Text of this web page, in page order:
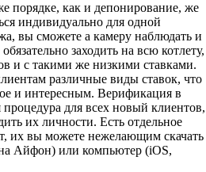
порядке, как и депонирование, же
индивидуально для одной
вы сможете а камеру наблюдать и
заходить на всю котлету,
и с такими же низкими ставками.
различные виды ставок, что
и интересным. Верификация в
для всех новый клиентов,
их личности. Есть отдельное
их вы можете нежелающим скачать
Айфон) или компьютер (iOS,